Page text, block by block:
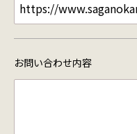
お問い合わせ内容